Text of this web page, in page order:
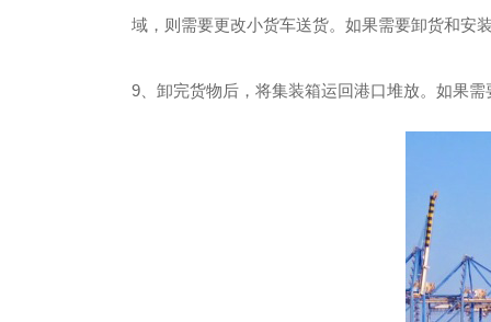
域，则需要更改小货车送货。如果需要卸货和安
9、卸完货物后，将集装箱运回港口堆放。如果